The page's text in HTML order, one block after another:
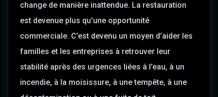
change de manière inattendue. La restauration
est devenue plus qu'une opportunité
commerciale. C’est devenu un moyen d’aider les
familles et les entreprises à retrouver leur
stabilité après des urgences liées à l’eau, à un
incendie, à la moisissure, à une tempête, à une